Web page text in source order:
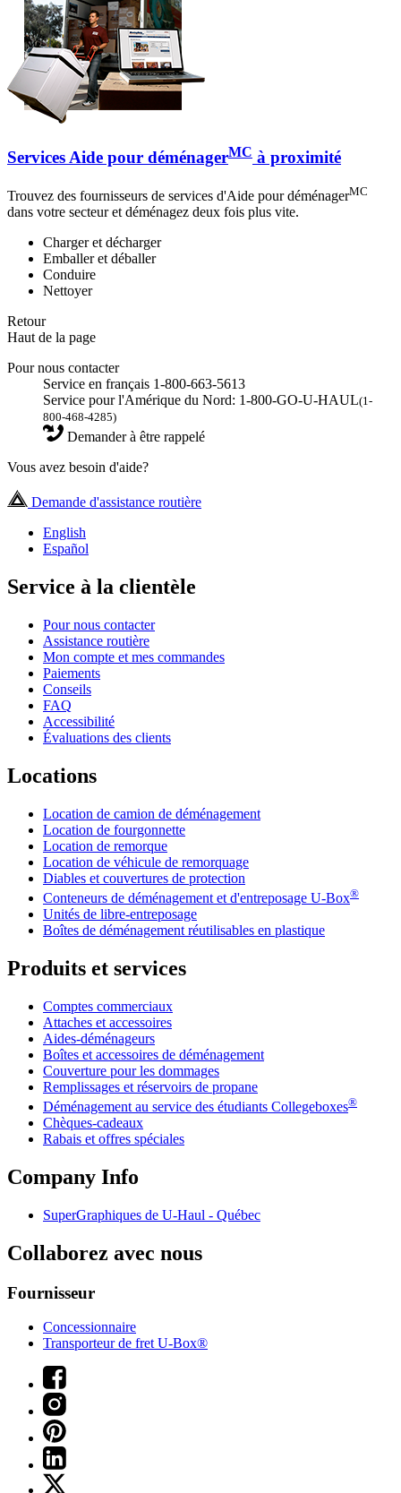
Services Aide pour déménagerMC à proximité
Trouvez des fournisseurs de services d'Aide pour déménagerMC
dans votre secteur et déménagez deux fois plus vite.
Charger et décharger
Emballer et déballer
Conduire
Nettoyer
Retour
Haut de la page
Pour nous contacter
Service en français 1-800-663-5613
Service pour l'Amérique du Nord: 1-800-GO-U-HAUL(1-
800-468-4285)
Demander à être rappelé
Vous avez besoin d'aide?
Demande d'assistance routière
English
Español
Service à la clientèle
Pour nous contacter
Assistance routière
Mon compte et mes commandes
Paiements
Conseils
FAQ
Accessibilité
Évaluations des clients
Locations
Location de camion de déménagement
Location de fourgonnette
Location de remorque
Location de véhicule de remorquage
Diables et couvertures de protection
Conteneurs de déménagement et d'entreposage U-Box®
Unités de libre-entreposage
Boîtes de déménagement réutilisables en plastique
Produits et services
Comptes commerciaux
Attaches et accessoires
Aides-déménageurs
Boîtes et accessoires de déménagement
Couverture pour les dommages
Remplissages et réservoirs de propane
Déménagement au service des étudiants Collegeboxes®
Chèques-cadeaux
Rabais et offres spéciales
Company Info
SuperGraphiques de U-Haul - Québec
Collaborez avec nous
Fournisseur
Concessionnaire
Transporteur de fret U-Box®